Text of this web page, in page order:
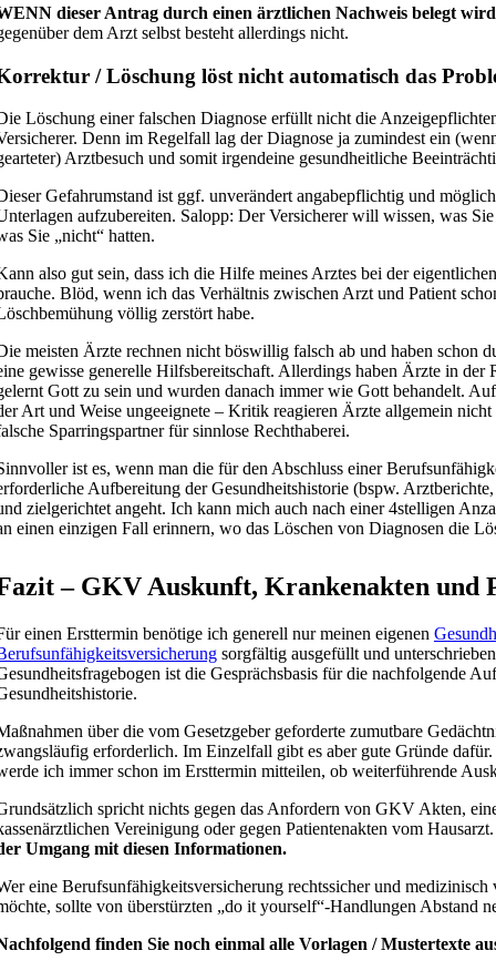
dieser Antrag durch einen ärztlichen Nachweis belegt wird
dem Arzt selbst besteht allerdings nicht.
/ Löschung löst nicht automatisch das
Löschung einer falschen Diagnose erfüllt nicht die
Denn im Regelfall lag der Diagnose ja zumindest ein
Arztbesuch und somit irgendeine gesundheitliche
Gefahrumstand ist ggf. unverändert angabepflichtig und
aufzubereiten. Salopp: Der Versicherer will wissen, was
Sie „nicht“ hatten.
also gut sein, dass ich die Hilfe meines Arztes bei der
Blöd, wenn ich das Verhältnis zwischen Arzt und Patient
völlig zerstört habe.
meisten Ärzte rechnen nicht böswillig falsch ab und haben schon
gewisse generelle Hilfsbereitschaft. Allerdings haben Ärzte in der
Gott zu sein und wurden danach immer wie Gott behandelt.
Art und Weise ungeeignete – Kritik reagieren Ärzte allgemein
Sparringspartner für sinnlose Rechthaberei.
ist es, wenn man die für den Abschluss einer
Aufbereitung der Gesundheitshistorie (bspw.
zielgerichtet angeht. Ich kann mich auch nach einer 4stelligen
einen einzigen Fall erinnern, wo das Löschen von Diagnosen die
– GKV Auskunft, Krankenakten und
einen Ersttermin benötige ich generell nur meinen eigenen
sorgfältig ausgefüllt und
ist die Gesprächsbasis für die nachfolgende
über die vom Gesetzgeber geforderte zumutbare
erforderlich. Im Einzelfall gibt es aber gute Gründe dafür.
ich immer schon im Ersttermin mitteilen, ob weiterführende
spricht nichts gegen das Anfordern von GKV Akten,
Vereinigung oder gegen Patientenakten vom
Umgang mit diesen Informationen.
eine Berufsunfähigkeitsversicherung rechtssicher und medizinisch
sollte von überstürzten „do it yourself“-Handlungen Abstand
finden Sie noch einmal alle Vorlagen / Mustertexte